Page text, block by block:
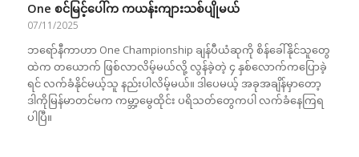
One စင်မြင့်ပေါ်က ကယန်းကျားသစ်ပျိုမယ်
07/11/2025
ဘရော်နီကာဟာ One Championship ချန်ပီယံဆုကို စိန်ခေါ်နိုင်သူတွေ
ထဲက တယောက် ဖြစ်လာလိမ့်မယ်လို့ လွန်ခဲ့တဲ့ ၄ နှစ်လောက်ကပြောခဲ့
ရင် လက်ခံနိုင်မယ့်သူ နည်းပါလိမ့်မယ်။ ဒါပေမယ့် အခုအချိန်မှာတော့
ဒါကိုမြန်မာတင်မက ကမ္ဘာ့မွေထိုင်း ပရိသတ်တွေကပါ လက်ခံနေကြရ
ပါပြီ။